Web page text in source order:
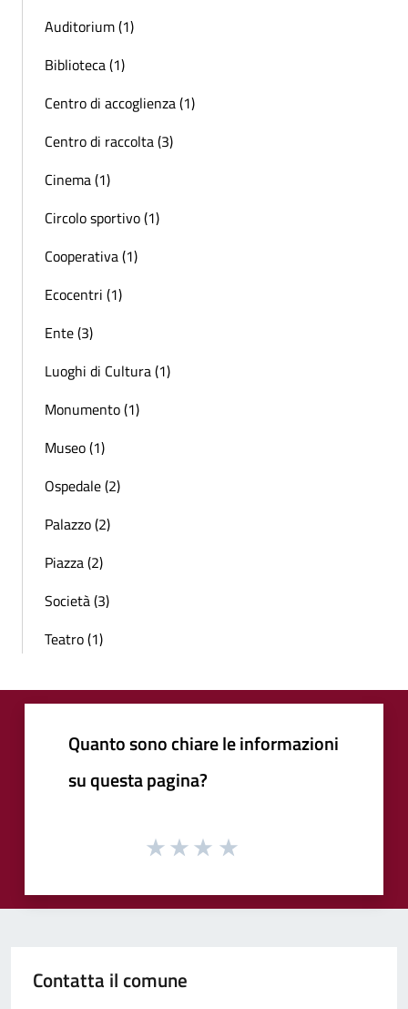
Auditorium (1)
Biblioteca (1)
Centro di accoglienza (1)
Centro di raccolta (3)
Cinema (1)
Circolo sportivo (1)
Cooperativa (1)
Ecocentri (1)
Ente (3)
Luoghi di Cultura (1)
Monumento (1)
Museo (1)
Ospedale (2)
Palazzo (2)
Piazza (2)
Società (3)
Teatro (1)
Quanto sono chiare le informazioni
su questa pagina?
Contatta il comune